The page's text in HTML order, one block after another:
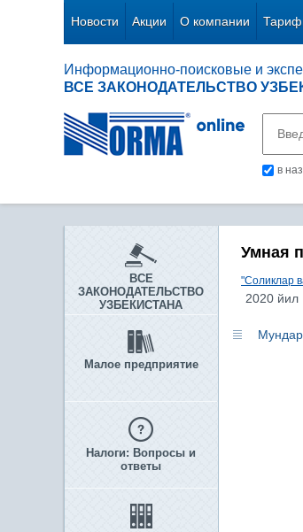
Новости Акции О компании
Информационно-поисковые и
ВСЕ ЗАКОНОДАТЕЛЬСТВО
в
ВСЕ
ЗАКОНОДАТЕЛЬСТВО
УЗБЕКИСТАНА
Малое предприятие
Налоги: Вопросы и
ответы
Умная
"Соликлар
2020 йил